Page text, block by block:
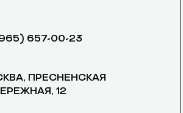
657-00-23
​ПРЕСНЕНСКАЯ
12